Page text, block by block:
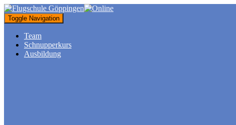
Toggle Navigation
Team
Schnupperkurs
Ausbildung